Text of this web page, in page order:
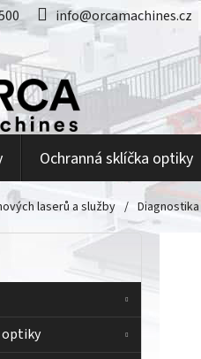
info@orcamachines.cz
Ochranná sklíčka optiky
laserů a služby /
optiky